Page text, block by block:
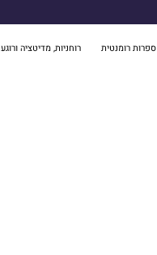
ספרות רומנטית רוחניות, מדיטציה ורוגע